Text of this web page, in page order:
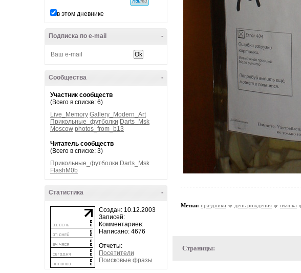
в этом дневнике
-
Подписка по e-mail
-
Сообщества
Участник сообществ
(Всего в списке: 6)
Live_Memory Gallery_Modern_Art
Прикольные_футболки Darts_Msk
Moscow photos_from_b13
Читатель сообществ
(Всего в списке: 3)
Прикольные_футболки Darts_Msk
FlashM0b
-
Статистика
Создан: 10.12.2003
Записей:
Комментариев:
Написано: 4676
Отчеты:
Посетители
Поисковые фразы
Метки: праздники день рождения пъянка
Страницы: